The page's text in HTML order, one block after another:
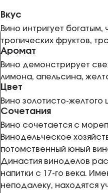
Вкус
Вино интригует
тропических фруктов,
Аромат
Вино демонстрирует
лимона, апельсина,
Цвет
Вино золотисто-желтого
Сочетания
Вино сочетается с
Винодельческое
потомственный юный
Династия виноделов
напитки с 17-го века.
неподалеку, находятся